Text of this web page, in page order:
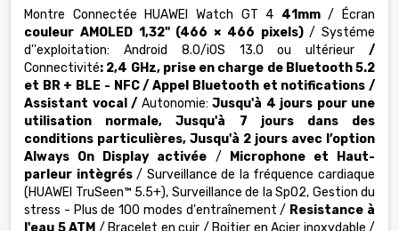
Montre Connectée HUAWEI Watch GT 4 41mm/ Écran
couleur AMOLED 1,32" (466 × 466 pixels)/ Systéme
d''exploitation: Android 8.0/iOS 13.0 ou ultérieur /
Connectivité: 2,4 GHz, prise en charge de Bluetooth 5.2
et BR + BLE - NFC/ Appel Bluetooth et notifications /
Assistant vocal / Autonomie: Jusqu'à 4 jours pour une
utilisation normale, Jusqu'à 7 jours dans des
conditions particulières, Jusqu'à 2 jours avec l’option
Always On Display activée /
Microphone et Haut-
parleur intègrés/ Surveillance de la fréquence cardiaque
(HUAWEI TruSeen™ 5.5+), Surveillance de la SpO2, Gestion du
stress - Plus de 100 modes d'entraînement / Resistance à
l'eau 5 ATM / Bracelet en cuir / Boitier en Acier inoxydable /